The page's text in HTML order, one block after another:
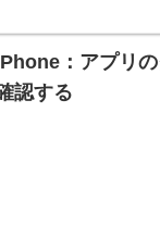
：アプリの
認する